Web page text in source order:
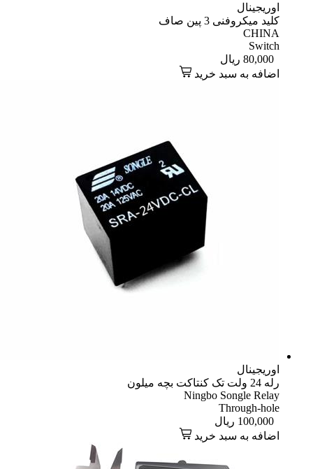
اوریجینال
کلید میکروفنی 3 پین صاف
CHINA
Switch
80,000 ریال
اضافه به سبد خرید
اوریجینال
رله 24 ولت تک کنتاکت بچه میلون
Ningbo Songle Relay
Through-hole
100,000 ریال
اضافه به سبد خرید